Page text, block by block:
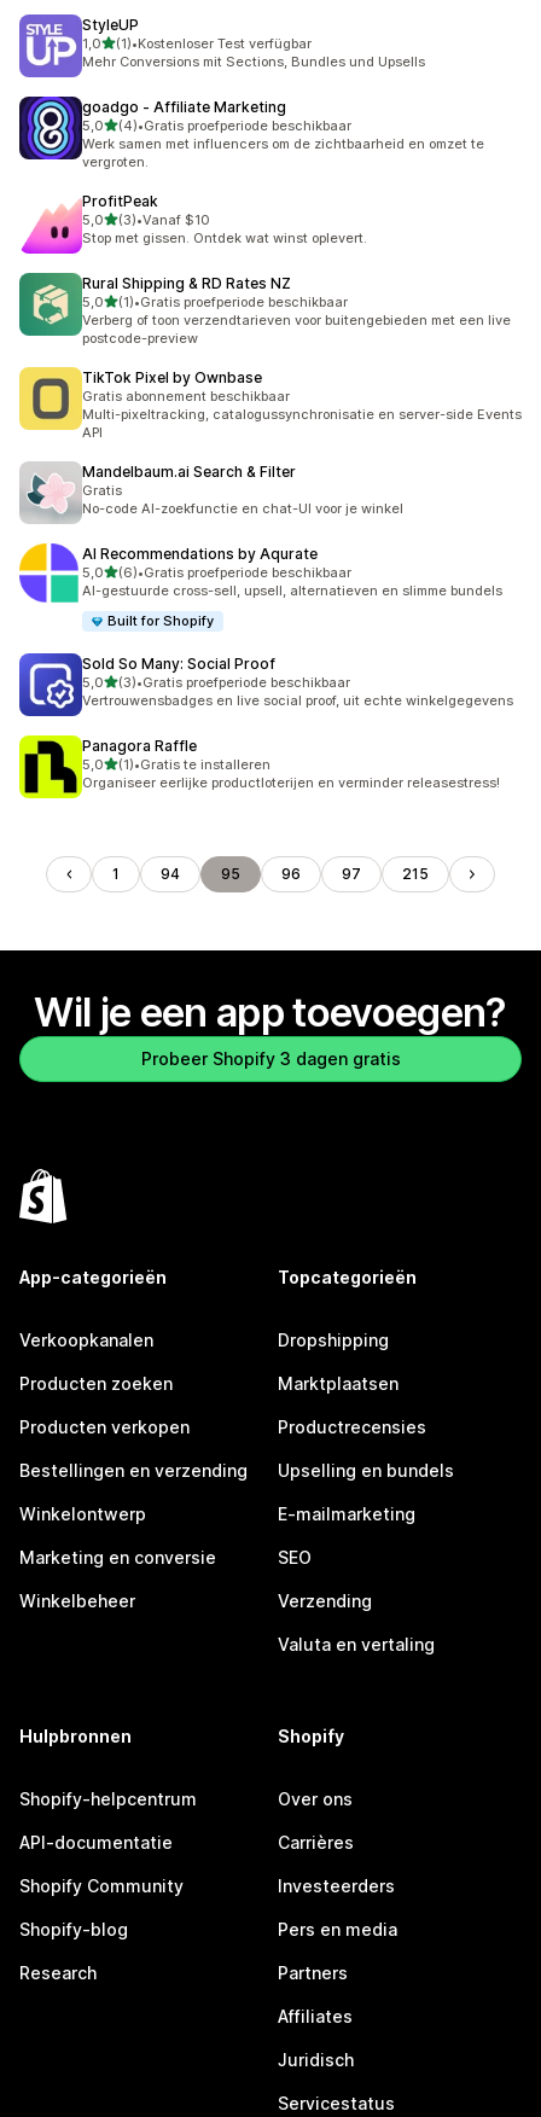
StyleUP
1,0van 5 sterren
(1)
1 recensies in totaal
•Kostenloser Test verfügbar
Mehr Conversions mit Sections, Bundles und Upsells
goadgo ‑ Affiliate Marketing
5,0van 5 sterren
(4)
4 recensies in totaal
•Gratis proefperiode beschikbaar
Werk samen met influencers om de zichtbaarheid en omzet te
vergroten.
ProfitPeak
5,0van 5 sterren
(3)
3 recensies in totaal
•Vanaf $10
Stop met gissen. Ontdek wat winst oplevert.
Rural Shipping & RD Rates NZ
5,0van 5 sterren
(1)
1 recensies in totaal
•Gratis proefperiode beschikbaar
Verberg of toon verzendtarieven voor buitengebieden met een live
postcode-preview
TikTok Pixel by Ownbase
Gratis abonnement beschikbaar
Multi-pixeltracking, catalogussynchronisatie en server-side Events
API
Mandelbaum.ai Search & Filter
Gratis
No-code AI-zoekfunctie en chat-UI voor je winkel
AI Recommendations by Aqurate
5,0van 5 sterren
(6)
6 recensies in totaal
•Gratis proefperiode beschikbaar
AI-gestuurde cross-sell, upsell, alternatieven en slimme bundels
Built for Shopify
Sold So Many: Social Proof
5,0van 5 sterren
(3)
3 recensies in totaal
•Gratis proefperiode beschikbaar
Vertrouwensbadges en live social proof, uit echte winkelgegevens
Panagora Raffle
5,0van 5 sterren
(1)
1 recensies in totaal
•Gratis te installeren
Organiseer eerlijke productloterijen en verminder releasestress!
1 94 95 96 97 215
Wil je een app toevoegen?
Probeer Shopify 3 dagen gratis
App-categorieën
Verkoopkanalen
Producten zoeken
Producten verkopen
Bestellingen en verzending
Winkelontwerp
Marketing en conversie
Winkelbeheer
Topcategorieën
Dropshipping
Marktplaatsen
Productrecensies
Upselling en bundels
E-mailmarketing
SEO
Verzending
Valuta en vertaling
Hulpbronnen
Shopify-helpcentrum
API-documentatie
Shopify Community
Shopify-blog
Research
Shopify
Over ons
Carrières
Investeerders
Pers en media
Partners
Affiliates
Juridisch
Servicestatus